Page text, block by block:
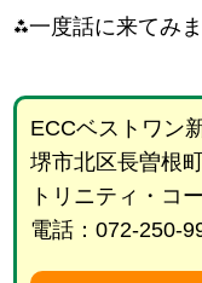
⁂一度話に来てみ
ECCベストワン
堺市北区長曽根
トリニティ・コ
電話：072-250-